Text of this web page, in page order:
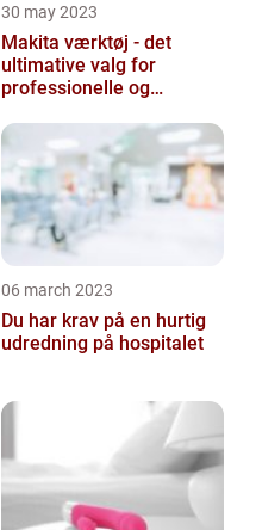
30 may 2023
Makita værktøj - det
ultimative valg for
professionelle og
selv'ere
06 march 2023
Du har krav på en hurtig
udredning på hospitalet